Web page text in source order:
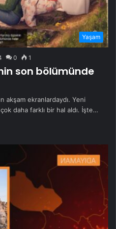
Yaşam
0 1
son bölümünde
akşam ekranlardaydı. Yeni
daha farklı bir hal aldı. İşte…